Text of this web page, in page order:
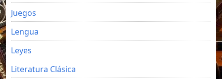
Juegos
Lengua
Leyes
Literatura Clásica